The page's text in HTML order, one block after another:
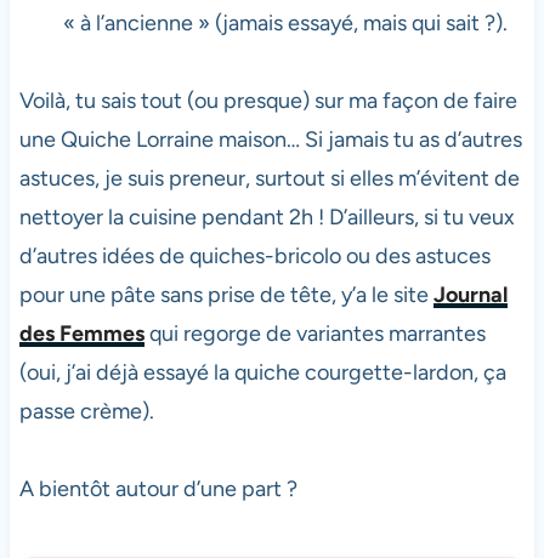
« à l’ancienne » (jamais essayé, mais qui sait ?).
Voilà, tu sais tout (ou presque) sur ma façon de faire
une Quiche Lorraine maison… Si jamais tu as d’autres
astuces, je suis preneur, surtout si elles m’évitent de
nettoyer la cuisine pendant 2h ! D’ailleurs, si tu veux
d’autres idées de quiches-bricolo ou des astuces
pour une pâte sans prise de tête, y’a le siteJournal
des Femmesqui regorge de variantes marrantes
(oui, j’ai déjà essayé la quiche courgette-lardon, ça
passe crème).
A bientôt autour d’une part ?